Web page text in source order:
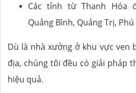
Các tỉnh từ Thanh Hóa
Quảng Bình, Quảng Trị,
Dù là nhà xưởng ở khu vực ven
địa, chúng tôi đều có giải pháp
hiệu quả.